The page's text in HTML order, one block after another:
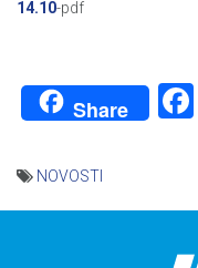
14.10-pdf
Share
NOVOSTI